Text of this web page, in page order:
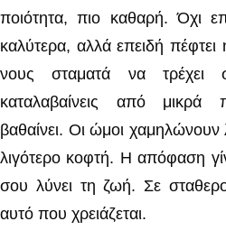
ποιότητα, πιο καθαρή. Όχι
καλύτερα, αλλά επειδή
νους σταματά να τρέχει
καταλαβαίνεις από
βαθαίνει. Οι ώμοι χαμηλώνουν
λιγότερο κοφτή. Η απόφαση
σου λύνει τη ζωή. Σε
αυτό που χρειάζεται.